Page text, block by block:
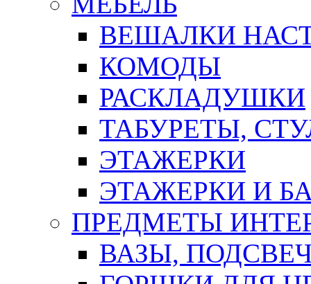
ВЕШАЛКИ
КОМОДЫ
РАСКЛАДУШКИ
ТАБУРЕТЫ,
ЭТАЖЕРКИ
ЭТАЖЕРКИ И
ПРЕДМЕТЫ
ВАЗЫ,